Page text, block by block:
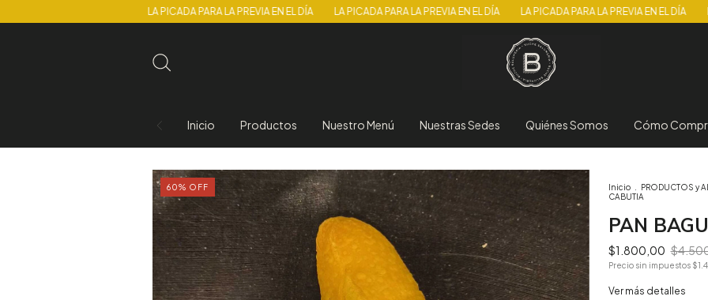
LA PICADA PARA LA PREVIA EN EL DÍA LA PICADA PARA LA PREVIA EN EL DÍA LA PICADA PARA LA PREVIA EN EL DÍA LA
Inicio Productos Nuestro Menú Nuestras Sedes Quiénes Somos Cómo
60% OFF Inicio PRODUCTOS y
CABUTIA
PAN
$1.800,00
Precio sin impuestos
Ver más detalles